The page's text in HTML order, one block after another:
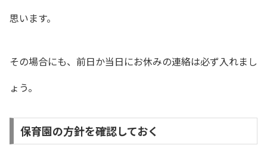
思います。
その場合にも、前日か当日にお休みの連絡は必ず入れまし
ょう。
保育園の方針を確認しておく